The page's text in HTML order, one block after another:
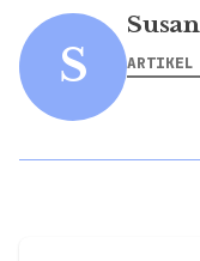
S ARTIKEL